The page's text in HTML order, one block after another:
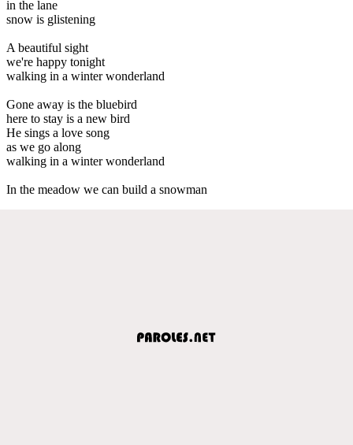
in the lane
snow is glistening
A beautiful sight
we're happy tonight
walking in a winter wonderland
Gone away is the bluebird
here to stay is a new bird
He sings a love song
as we go along
walking in a winter wonderland
In the meadow we can build a snowman